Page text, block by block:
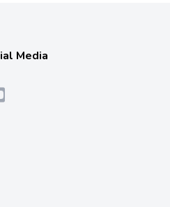
Media